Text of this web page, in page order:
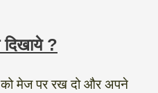
?
को मेज पर रख दो और अपने